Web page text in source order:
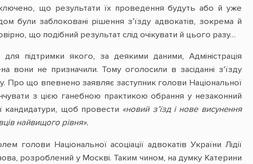
що результати їх проведення будуть або й уже
були заблоковані рішення з’їзду адвокатів, зокрема й
що подібний результат слід очікувати й цього разу…
підтримки якого, за деякими даними, Адміністрація
вони не призначили. Тому оголосили в засіданні з’їзду
що впевнено заявляє заступник голови Національної
з цією ганебною практикою обрання у незаконний
кандидатури, щоб провести «новий з’їзд і нове висунення
найвищого рівня».
голови Національної асоціації адвокатів України Лідії
розроблений у Москві. Таким чином, на думку Катерини